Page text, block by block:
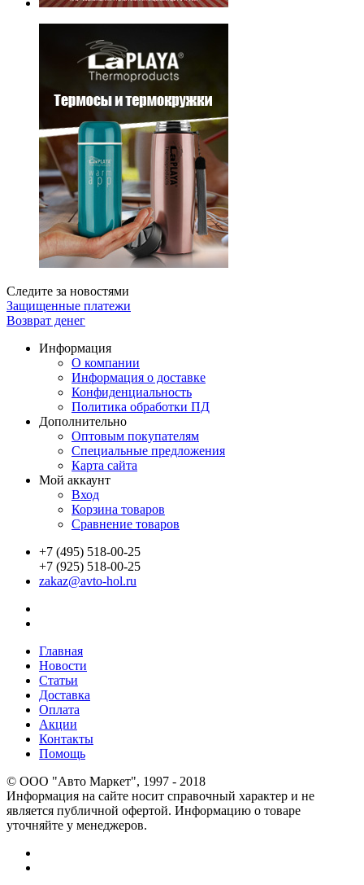
Следите за новостями
Защищенные платежи
Возврат денег
Информация
О компании
Информация о доставке
Конфиденциальность
Политика обработки ПД
Дополнительно
Оптовым покупателям
Специальные предложения
Карта сайта
Мой аккаунт
Вход
Корзина товаров
Сравнение товаров
+7 (495) 518-00-25
+7 (925) 518-00-25
zakaz@avto-hol.ru
Главная
Новости
Статьи
Доставка
Оплата
Акции
Контакты
Помощь
© OOO "Авто Маркет", 1997 - 2018
Информация на сайте носит справочный характер и не
является публичной офертой. Информацию о товаре
уточняйте у менеджеров.